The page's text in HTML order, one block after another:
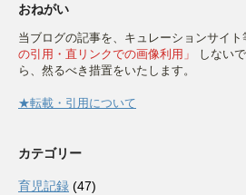
おねがい
当ブログの記事を、キュレーションサイト
の引用・直リンクでの画像利用」
しない
ら、然るべき措置をいたします。
★転載・引用について
カテゴリー
育児記録 (47)